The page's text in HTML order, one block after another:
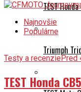
TEST
Triumph
Najnovšie
Populárne
Testy a recenziePred
TEST Honda